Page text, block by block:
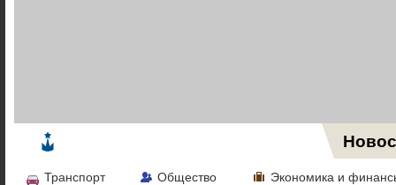
Транспорт Общество
Экономика и